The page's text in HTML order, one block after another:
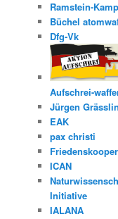
Ramstein-
Büchel
Dfg-Vk
Aufschrei-
Jürgen Grässlin
EAK
pax christi
ICAN
Initiative
IALANA